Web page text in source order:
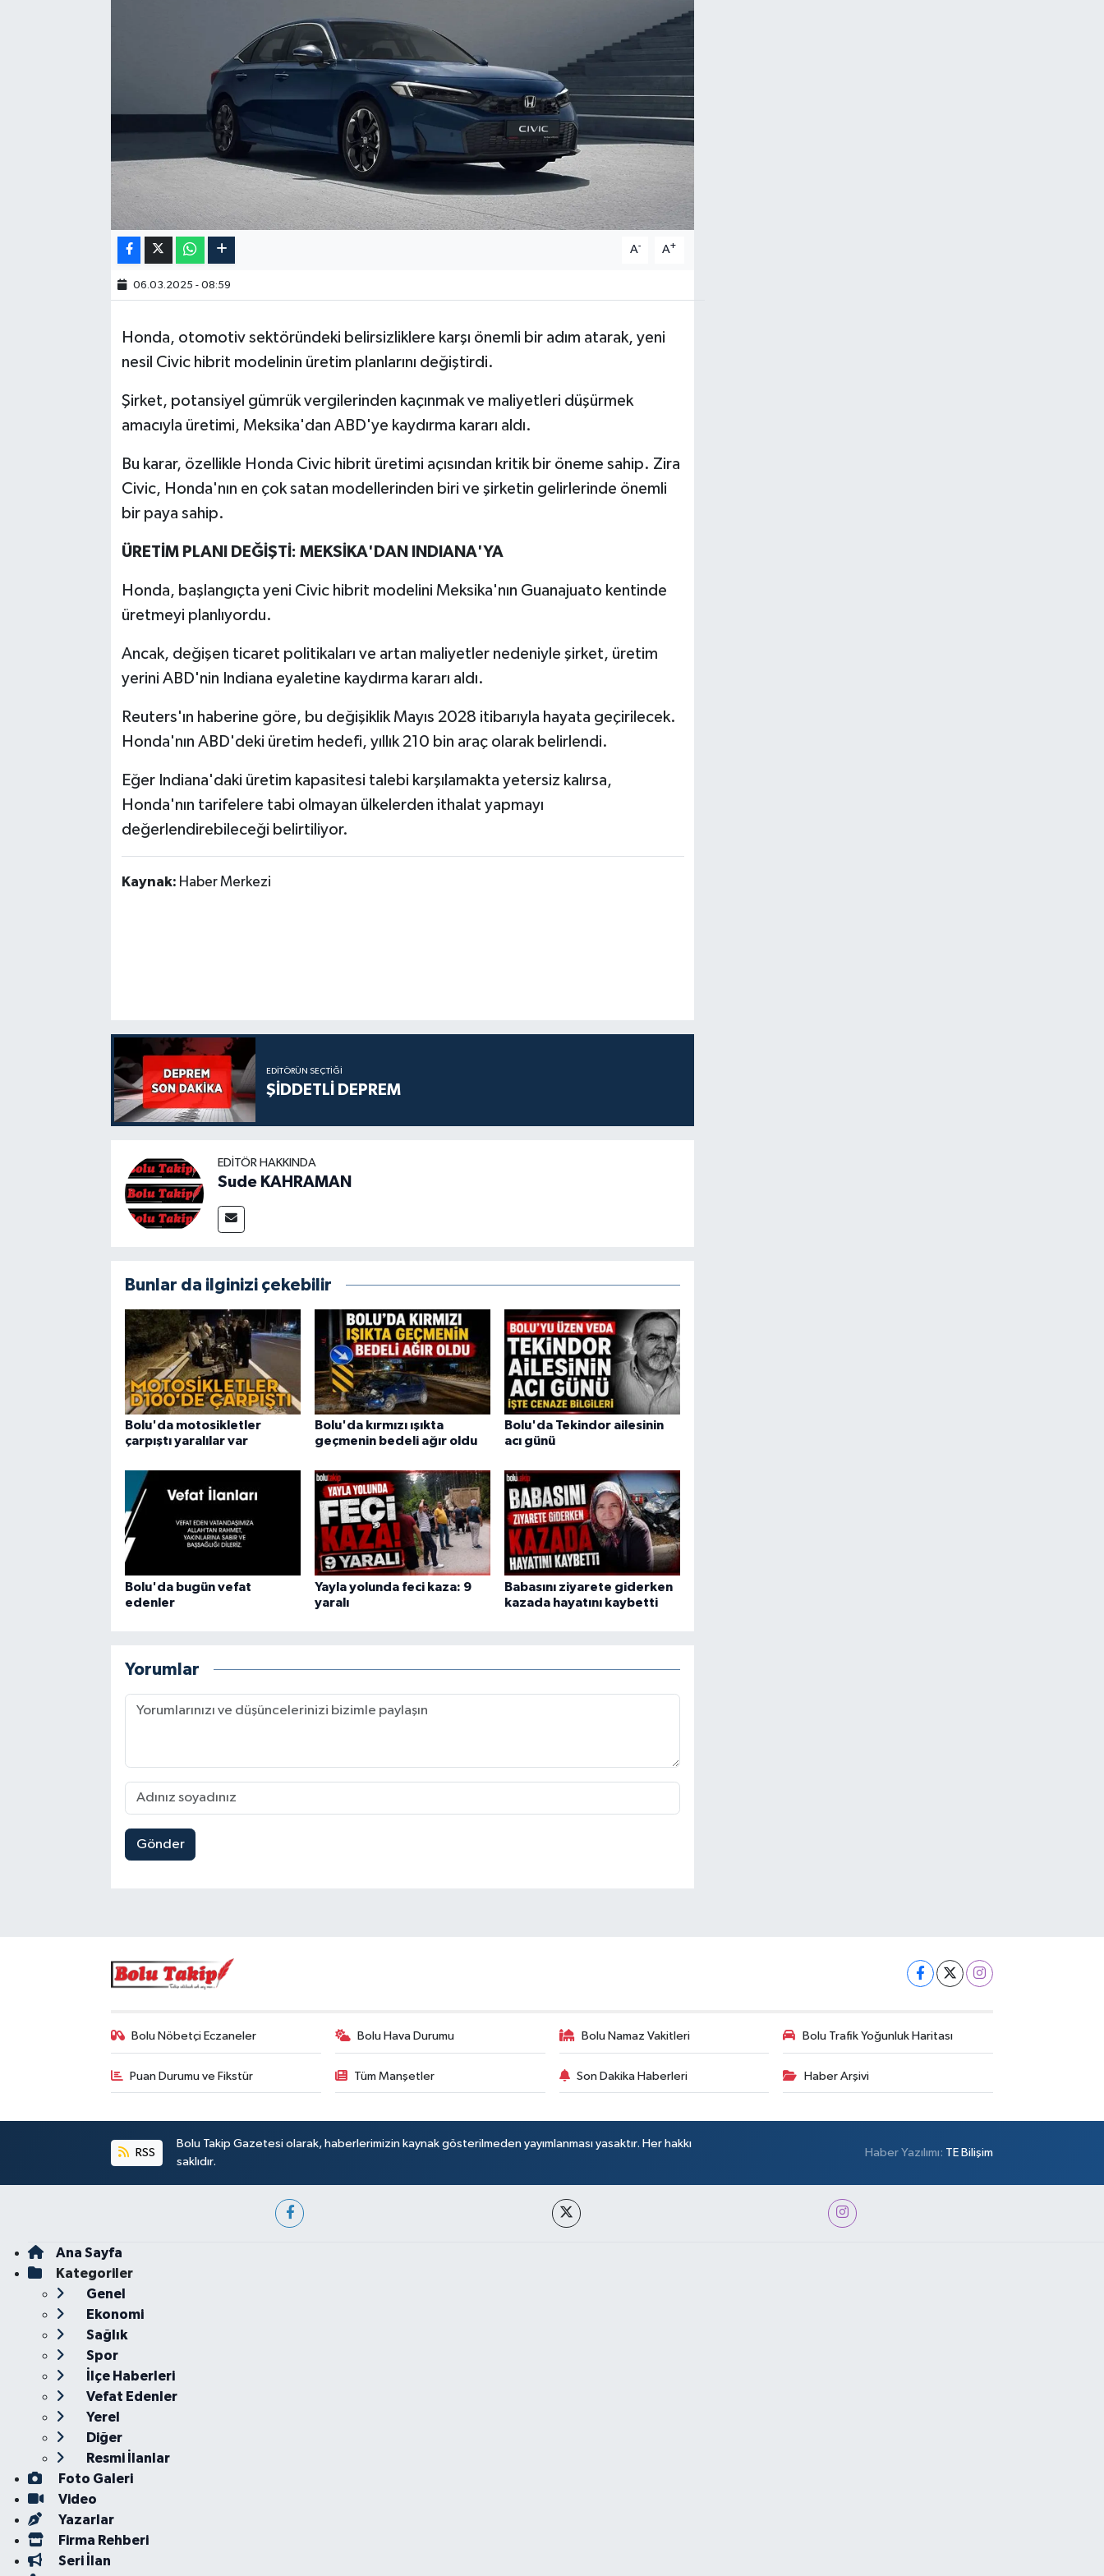
A- A+
06.03.2025 - 08:59
Honda, otomotiv sektöründeki belirsizliklere karşı önemli bir adım atarak, yeni
nesil Civic hibrit modelinin üretim planlarını değiştirdi.
Şirket, potansiyel gümrük vergilerinden kaçınmak ve maliyetleri düşürmek
amacıyla üretimi, Meksika'dan ABD'ye kaydırma kararı aldı.
Bu karar, özellikle Honda Civic hibrit üretimi açısından kritik bir öneme sahip. Zira
Civic, Honda'nın en çok satan modellerinden biri ve şirketin gelirlerinde önemli
bir paya sahip.
ÜRETİM PLANI DEĞİŞTİ: MEKSİKA'DAN INDIANA'YA
Honda, başlangıçta yeni Civic hibrit modelini Meksika'nın Guanajuato kentinde
üretmeyi planlıyordu.
Ancak, değişen ticaret politikaları ve artan maliyetler nedeniyle şirket, üretim
yerini ABD'nin Indiana eyaletine kaydırma kararı aldı.
Reuters'ın haberine göre, bu değişiklik Mayıs 2028 itibarıyla hayata geçirilecek.
Honda'nın ABD'deki üretim hedefi, yıllık 210 bin araç olarak belirlendi.
Eğer Indiana'daki üretim kapasitesi talebi karşılamakta yetersiz kalırsa,
Honda'nın tarifelere tabi olmayan ülkelerden ithalat yapmayı
değerlendirebileceği belirtiliyor.
Kaynak: Haber Merkezi
EDITÖRÜN SEÇTIĞI
ŞİDDETLİ DEPREM
EDITÖR HAKKINDA
Sude KAHRAMAN
Bunlar da ilginizi çekebilir
Bolu'da motosikletler
çarpıştı yaralılar var
Bolu'da kırmızı ışıkta
geçmenin bedeli ağır oldu
Bolu'da Tekindor ailesinin
acı günü
Bolu'da bugün vefat
edenler
Yayla yolunda feci kaza: 9
yaralı
Babasını ziyarete giderken
kazada hayatını kaybetti
Yorumlar
Gönder
Bolu Nöbetçi Eczaneler Bolu Hava Durumu Bolu Namaz Vakitleri Bolu Trafik Yoğunluk Haritası
Puan Durumu ve Fikstür Tüm Manşetler Son Dakika Haberleri Haber Arşivi
RSS
Bolu Takip Gazetesi olarak, haberlerimizin kaynak gösterilmeden yayımlanması yasaktır. Her hakkı
saklıdır.
Haber Yazılımı: TE Bilişim
Ana Sayfa
Kategoriler
Genel
Ekonomi
Sağlık
Spor
İlçe Haberleri
Vefat Edenler
Yerel
Diğer
Resmi İlanlar
Foto Galeri
Video
Yazarlar
Firma Rehberi
Seri İlan